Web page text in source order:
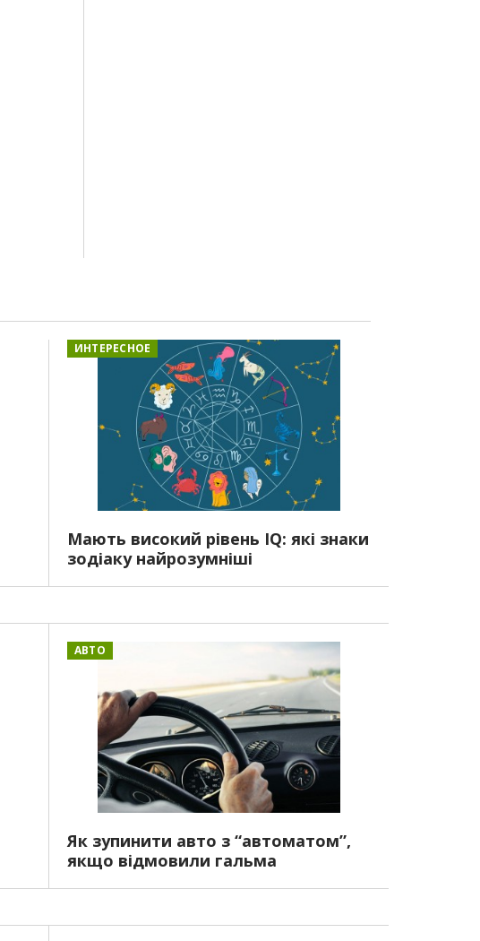
ИНТЕРЕСНОЕ
Мають високий рівень IQ: які знаки
зодіаку найрозумніші
АВТО
Як зупинити авто з “автоматом”,
якщо відмовили гальма